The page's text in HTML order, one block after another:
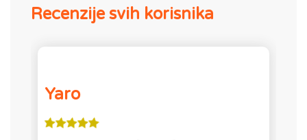
Recenzije svih korisnika
Yaro